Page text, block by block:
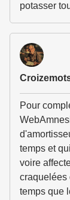
potasser
Pour
temps et
voire
craquelées
temps que